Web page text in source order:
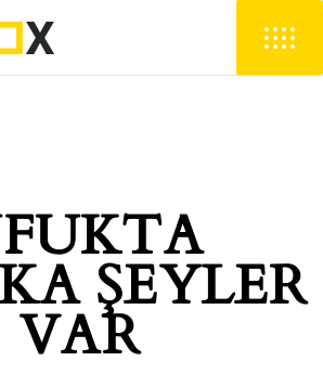
ŞEYLER
VAR